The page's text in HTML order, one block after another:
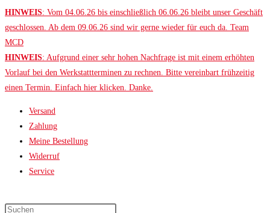
Zum
Inhalt
springen
HINWEIS: Vom 04.06.26 bis einschließlich 06.06.26 bleibt unser Geschäft
geschlossen. Ab dem 09.06.26 sind wir gerne wieder für euch da. Team
MCD
HINWEIS: Aufgrund einer sehr hohen Nachfrage ist mit einem erhöhten
Vorlauf bei den Werkstattterminen zu rechnen. Bitte vereinbart frühzeitig
einen Termin. Einfach hier klicken. Danke.
Versand
Zahlung
Meine Bestellung
Widerruf
Service